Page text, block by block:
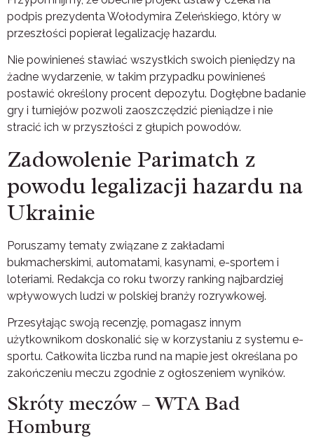
podpis prezydenta Wołodymira Zeleńskiego, który w
przeszłości popierał legalizację hazardu.
Nie powinieneś stawiać wszystkich swoich pieniędzy na
żadne wydarzenie, w takim przypadku powinieneś
postawić określony procent depozytu. Dogłębne badanie
gry i turniejów pozwoli zaoszczędzić pieniądze i nie
stracić ich w przyszłości z głupich powodów.
Zadowolenie Parimatch z
powodu legalizacji hazardu na
Ukrainie
Poruszamy tematy związane z zakładami
bukmacherskimi, automatami, kasynami, e-sportem i
loteriami. Redakcja co roku tworzy ranking najbardziej
wpływowych ludzi w polskiej branży rozrywkowej.
Przesyłając swoją recenzję, pomagasz innym
użytkownikom doskonalić się w korzystaniu z systemu e-
sportu. Całkowita liczba rund na mapie jest określana po
zakończeniu meczu zgodnie z ogłoszeniem wyników.
Skróty meczów – WTA Bad
Homburg